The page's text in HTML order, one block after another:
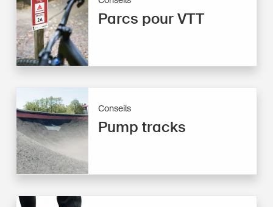
Parcs pour VTT
Conseils
Pump tracks